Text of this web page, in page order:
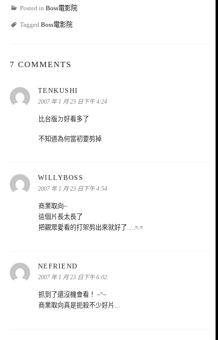
Posted in Boss電影院
Tagged Boss電影院
7 COMMENTS
TENKUSHI
示:
2007 年 1 月 23 日下午 4:24
比台版ㄉ好看多了
不知道為何當初要剪掉
WILLYBOSS
示:
2007 年 1 月 23 日下午 4:54
商業取向~
這個片長太長了
把觀眾愛看的打架剪出來就好了….=.=
NEFRIEND
示:
2007 年 1 月 23 日下午 6:02
抓到了還沒機會看！ ~"~
商業取向真是扼殺不少好片…